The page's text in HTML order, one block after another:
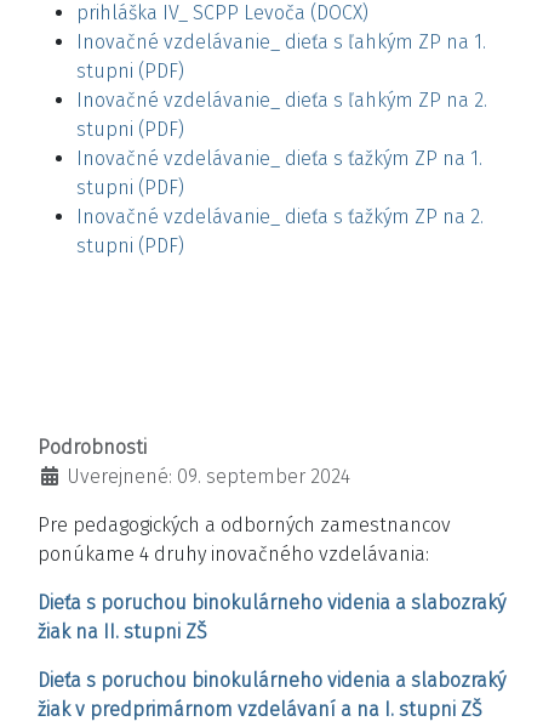
prihláška IV_ SCPP Levoča (DOCX)
Inovačné vzdelávanie_ dieťa s ľahkým ZP na 1.
stupni (PDF)
Inovačné vzdelávanie_ dieťa s ľahkým ZP na 2.
stupni (PDF)
Inovačné vzdelávanie_ dieťa s ťažkým ZP na 1.
stupni (PDF)
Inovačné vzdelávanie_ dieťa s ťažkým ZP na 2.
stupni (PDF)
Podrobnosti
Uverejnené: 09. september 2024
Pre pedagogických a odborných zamestnancov
ponúkame 4 druhy inovačného vzdelávania:
Dieťa s poruchou binokulárneho videnia a slabozraký
žiak na II. stupni ZŠ
Dieťa s poruchou binokulárneho videnia a slabozraký
žiak v predprimárnom vzdelávaní a na I. stupni ZŠ